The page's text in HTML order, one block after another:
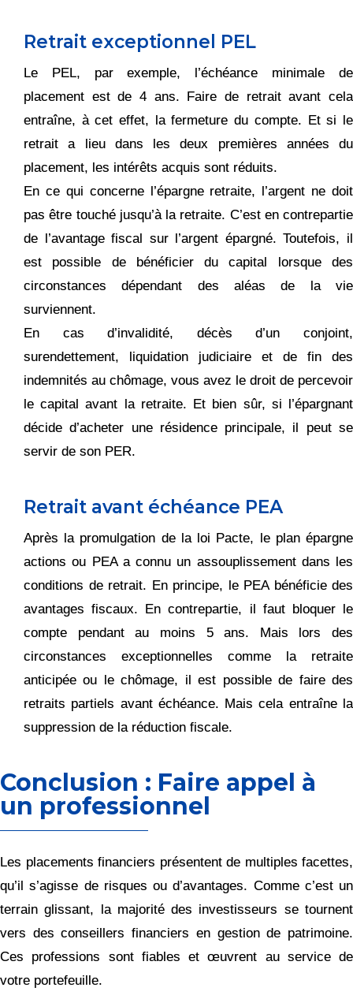
Retrait exceptionnel PEL
Le PEL, par exemple, l’échéance minimale de
placement est de 4 ans. Faire de retrait avant cela
entraîne, à cet effet, la fermeture du compte. Et si le
retrait a lieu dans les deux premières années du
placement, les intérêts acquis sont réduits.
En ce qui concerne l’épargne retraite, l’argent ne doit
pas être touché jusqu’à la retraite. C’est en contrepartie
de l’avantage fiscal sur l’argent épargné. Toutefois, il
est possible de bénéficier du capital lorsque des
circonstances dépendant des aléas de la vie
surviennent.
En cas d’invalidité, décès d’un conjoint,
surendettement, liquidation judiciaire et de fin des
indemnités au chômage, vous avez le droit de percevoir
le capital avant la retraite. Et bien sûr, si l’épargnant
décide d’acheter une résidence principale, il peut se
servir de son PER.
Retrait avant échéance PEA
Après la promulgation de la loi Pacte, le plan épargne
actions ou PEA a connu un assouplissement dans les
conditions de retrait. En principe, le PEA bénéficie des
avantages fiscaux. En contrepartie, il faut bloquer le
compte pendant au moins 5 ans. Mais lors des
circonstances exceptionnelles comme la retraite
anticipée ou le chômage, il est possible de faire des
retraits partiels avant échéance. Mais cela entraîne la
suppression de la réduction fiscale.
Conclusion : Faire appel à
un professionnel
Les placements financiers présentent de multiples facettes,
qu’il s’agisse de risques ou d’avantages. Comme c’est un
terrain glissant, la majorité des investisseurs se tournent
vers des conseillers financiers en gestion de patrimoine.
Ces professions sont fiables et œuvrent au service de
votre portefeuille.